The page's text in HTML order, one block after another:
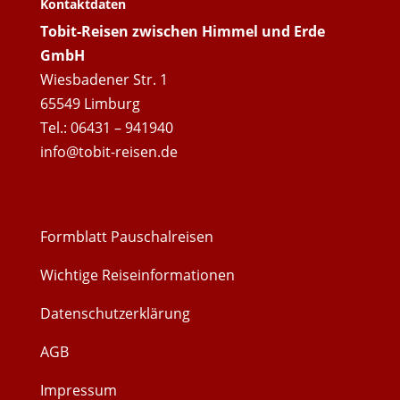
Kontaktdaten
Tobit-Reisen zwischen Himmel und Erde
GmbH
Wiesbadener Str. 1
65549 Limburg
Tel.: 06431 – 941940
info@tobit-reisen.de
Formblatt Pauschalreisen
Wichtige Reiseinformationen
Datenschutzerklärung
AGB
Impressum